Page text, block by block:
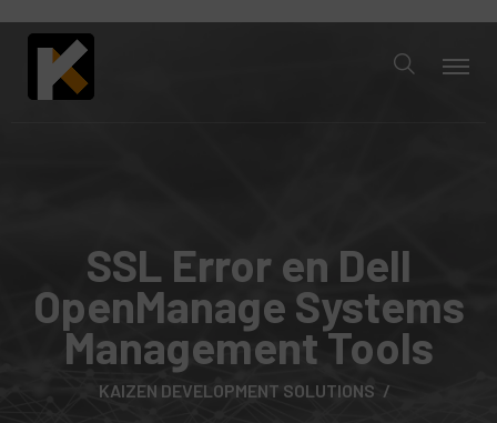
SSL Error en Dell
OpenManage Systems
Management Tools
KAIZEN DEVELOPMENT SOLUTIONS